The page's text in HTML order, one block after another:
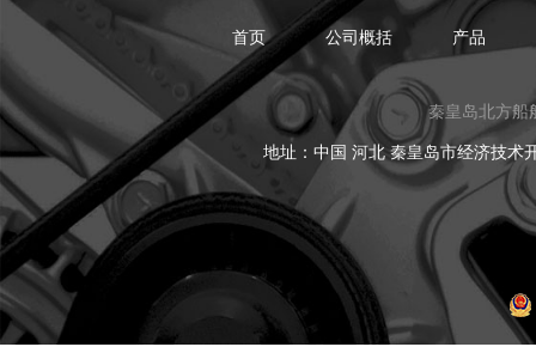
首页 公司概括 产品
秦皇岛北方船
地址：中国 河北 秦皇岛市经济技术